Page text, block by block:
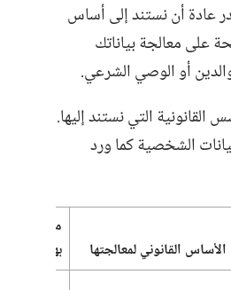
عادة أن نستند إلى أساس
على معالجة بياناتك
أو الوصي الشرعي.‏
التي نستند إليها.‏
الشخصية كما ورد
الأساس القانوني لمعالجتها
مدة الاحتفاظ
بها